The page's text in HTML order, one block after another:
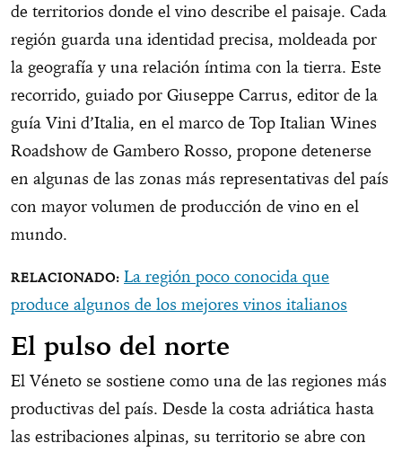
de territorios donde el vino describe el paisaje. Cada
región guarda una identidad precisa, moldeada por
la geografía y una relación íntima con la tierra. Este
recorrido, guiado por Giuseppe Carrus, editor de la
guía Vini d’Italia, en el marco de Top Italian Wines
Roadshow de Gambero Rosso, propone detenerse
en algunas de las zonas más representativas del país
con mayor volumen de producción de vino en el
mundo.
La región poco conocida que
produce algunos de los mejores vinos italianos
El pulso del norte
El Véneto se sostiene como una de las regiones más
productivas del país. Desde la costa adriática hasta
las estribaciones alpinas, su territorio se abre con